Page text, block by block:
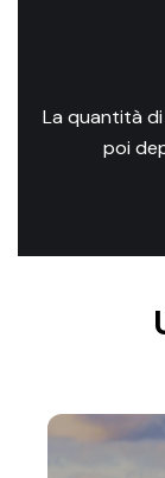
La quantità
poi